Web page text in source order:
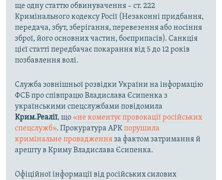
ще одну статтю обвинувачення – ст. 222
Кримінального кодексу Росії (Незаконні придбання,
передача, збут, зберігання, перевезення або носіння
зброї, його основних частин, боєприпасів). Санкція
цієї статті передбачає покарання від 5 до 12 років
позбавлення волі.
Служба зовнішньої розвідки України на інформацію
ФСБ про співпрацю Владислава Єсипенка з
українськими спецслужбами повідомила
Крим.Реалії, що «не коментує провокації російських
спецслужб». Прокуратура АРКпорушила
кримінальне провадженняза фактом затримання й
арешту в Криму Владислава Єсипенка.
Офіційної інформації від російських силових